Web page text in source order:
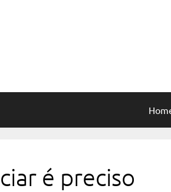
é preciso